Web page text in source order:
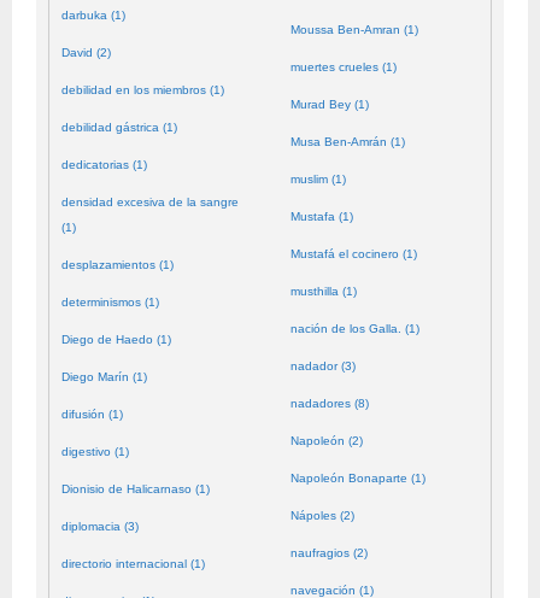
darbuka (1)
David (2)
debilidad en los miembros (1)
debilidad gástrica (1)
dedicatorias (1)
densidad excesiva de la sangre
(1)
desplazamientos (1)
determinismos (1)
Diego de Haedo (1)
Diego Marín (1)
difusión (1)
digestivo (1)
Dionisio de Halicarnaso (1)
diplomacia (3)
directorio internacional (1)
Moussa Ben-Amran (1)
muertes crueles (1)
Murad Bey (1)
Musa Ben-Amrán (1)
muslim (1)
Mustafa (1)
Mustafá el cocinero (1)
musthilla (1)
nación de los Galla. (1)
nadador (3)
nadadores (8)
Napoleón (2)
Napoleón Bonaparte (1)
Nápoles (2)
naufragios (2)
navegación (1)